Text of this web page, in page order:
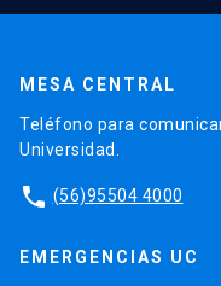
MESA CENTRAL
Teléfono para
Universidad.
phone (56)95504 4000
EMERGENCIAS UC